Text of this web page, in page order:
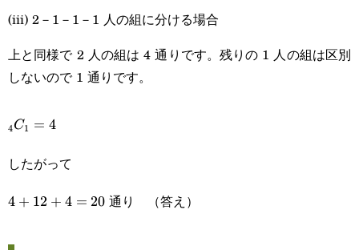
(iii) 2－1－1－1 人の組に分ける場合
上と同様で 2 人の組は 4 通りです。残りの 1 人の組は区別
しないので 1 通りです。
_4C_1=4
4C1 = 4
したがって
4+12+4=20
4 + 12 + 4 = 20 通り （答え）